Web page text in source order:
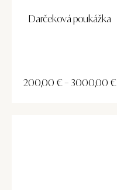
Darčeková poukážka
200,00 € – 3000,00 €